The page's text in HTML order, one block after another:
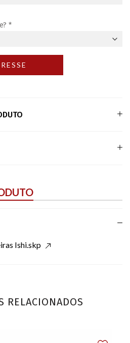
*
Ishi.skp
RELACIONADOS